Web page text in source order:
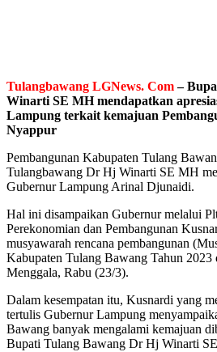
Tulangbawang LGNews. Com–
Winarti SE MH mendapatkan
Lampung terkait kemajuan
Nyappur
Pembangunan Kabupaten Tulang
Tulangbawang Dr Hj Winarti SE MH
Gubernur Lampung Arinal Djunaidi.
Hal ini disampaikan Gubernur melalui
Perekonomian dan Pembangunan
musyawarah rencana pembangunan
Kabupaten Tulang Bawang Tahun
Menggala, Rabu (23/3).
Dalam kesempatan itu, Kusnardi yang
tertulis Gubernur Lampung
Bawang banyak mengalami kemajuan
Bupati Tulang Bawang Dr Hj Winarti